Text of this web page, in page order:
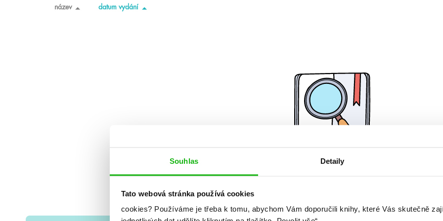
Souhlas Detaily
Tato webová stránka používá cookies
cookies? Používáme je třeba k tomu, abychom Vám doporučili knihy, které Vás skutečně
název datum vydání